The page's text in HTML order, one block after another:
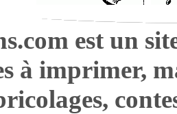
est un
à imprimer,